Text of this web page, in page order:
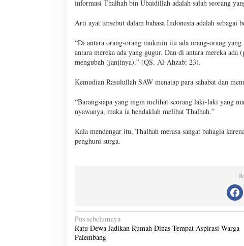
informasi Thalhah bin Ubaidillah adalah salah seorang
Arti ayat tersebut dalam bahasa Indonesia adalah sebagai
“Di antara orang-orang mukmin itu ada orang-orang
antara mereka ada yang gugur. Dan di antara mereka
mengubah (janjinya).” (QS. Al-Ahzab: 23).
Kemudian Rasulullah SAW menatap para sahabat dan
“Barangsiapa yang ingin melihat seorang laki-laki yang
nyawanya, maka ia hendaklah melihat Thalhah.”
Kala mendengar itu, Thalhah merasa sangat bahagia
penghuni surga.
N
a
Pos sebelumnya
Ratu Dewa Jadikan Rumah Dinas Tempat Aspirasi Warga
Palembang